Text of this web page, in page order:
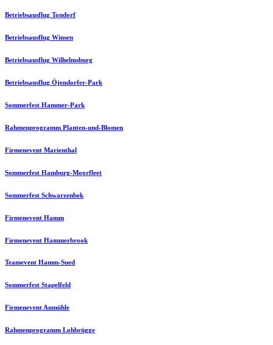
Betriebsausflug Tondorf
Betriebsausflug Winsen
Betriebsausflug Wilhelmsburg
Betriebsausflug Öjendorfer-Park
Sommerfest Hammer-Park
Rahmenprogramm Planten-und-Blomen
Firmenevent Marienthal
Sommerfest Hamburg-Moorfleet
Sommerfest Schwarzenbek
Firmenevent Hamm
Firmenevent Hammerbrook
Teamevent Hamm-Sued
Sommerfest Stapelfeld
Firmenevent Aumühle
Rahmenprogramm Lohbrügge